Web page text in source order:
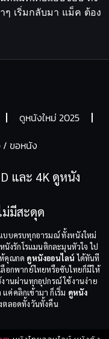
ๆ เริ่มกลับมา แม็ค ต้อง
ดูหนังใหม่ 2025
ขอหนัง
และ 4K ดูหนัง
ม่มีสะดุด
บบครบทุกอารมณ์ ทั้งหนังใหม่
งรักโรแมนติกละมุนหัวใจ ไป
คุณกด ดูหนังออนไลน์ ได้ทันที
อกพากย์ไทยหรือซับไทยก็มีให้
านผ่านทุกอุปกรณ์ ใช้งานง่าย
ค่คลิกเข้ามา ก็เริ่ม ดูหนัง
ตลอดทั้งวันทั้งคืน